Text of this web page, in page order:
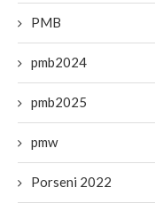
PMB
pmb2024
pmb2025
pmw
Porseni 2022